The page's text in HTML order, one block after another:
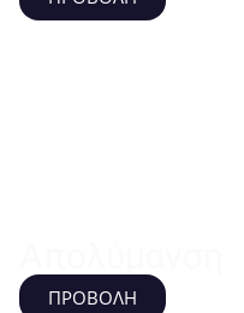
ΠΡΟΒΟΛΗ